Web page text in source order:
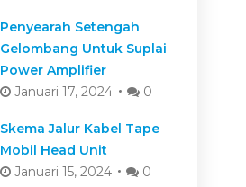
Penyearah Setengah
Gelombang Untuk Suplai
Power Amplifier
Januari 17, 2024
0
Skema Jalur Kabel Tape
Mobil Head Unit
Januari 15, 2024
0